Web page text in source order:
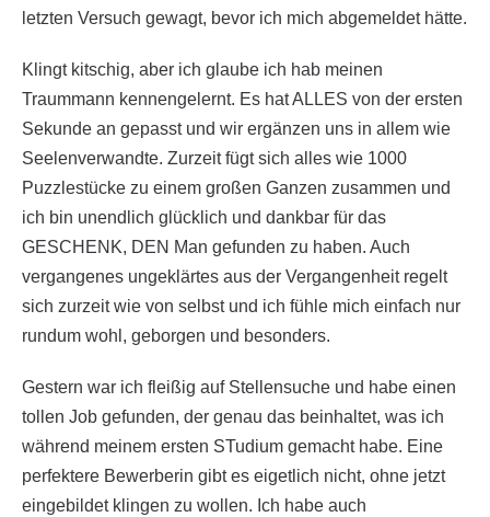
letzten Versuch gewagt, bevor ich mich abgemeldet hätte.
Klingt kitschig, aber ich glaube ich hab meinen
Traummann kennengelernt. Es hat ALLES von der ersten
Sekunde an gepasst und wir ergänzen uns in allem wie
Seelenverwandte. Zurzeit fügt sich alles wie 1000
Puzzlestücke zu einem großen Ganzen zusammen und
ich bin unendlich glücklich und dankbar für das
GESCHENK, DEN Man gefunden zu haben. Auch
vergangenes ungeklärtes aus der Vergangenheit regelt
sich zurzeit wie von selbst und ich fühle mich einfach nur
rundum wohl, geborgen und besonders.
Gestern war ich fleißig auf Stellensuche und habe einen
tollen Job gefunden, der genau das beinhaltet, was ich
während meinem ersten STudium gemacht habe. Eine
perfektere Bewerberin gibt es eigetlich nicht, ohne jetzt
eingebildet klingen zu wollen. Ich habe auch